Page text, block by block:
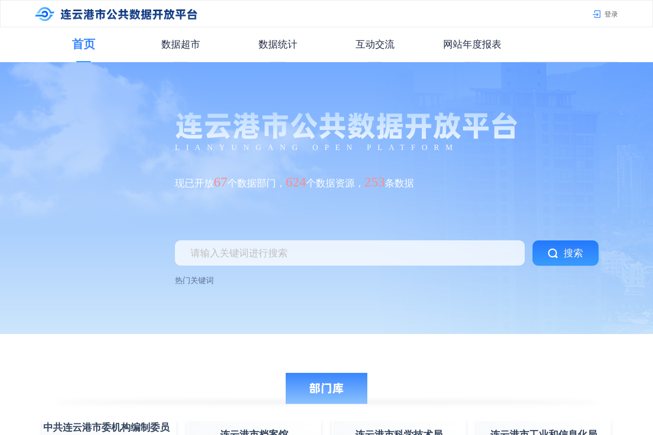
登录
首页 数据超市 数据统计 互动交流 网站年度报表
连云港市公共数据开放平台
LIANYUNGANG OPEN PLATFORM
现已开放67个数据部门， 624个数据资源， 253条数据
搜索
热门关键词
部门库
中共连云港市委机构编制委员